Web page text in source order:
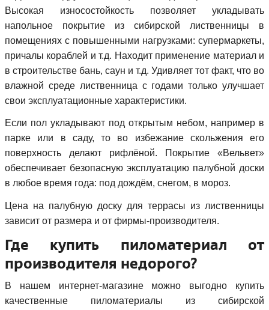
Высокая износостойкость позволяет укладывать
напольное покрытие из сибирской лиственницы в
помещениях с повышенными нагрузками: супермаркеты,
причалы кораблей и т.д. Находит применение материал и
в строительстве бань, саун и т.д. Удивляет тот факт, что во
влажной среде лиственница с годами только улучшает
свои эксплуатационные характеристики.
Если пол укладывают под открытым небом, например в
парке или в саду, то во избежание скольжения его
поверхность делают рифлёной. Покрытие «Вельвет»
обеспечивает безопасную эксплуатацию палубной доски
в любое время года: под дождём, снегом, в мороз.
Цена на палубную доску для террасы из лиственницы
зависит от размера и от фирмы-производителя.
Где купить пиломатериал от
производителя недорого?
В нашем интернет-магазине можно выгодно купить
качественные пиломатериалы из сибирской